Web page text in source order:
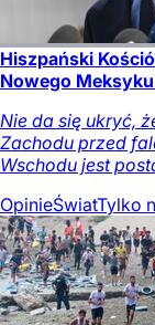
Hiszpański
Nowego
Nie da się ukryć,
Zachodu przed
Wschodu jest
OpinieŚwiatTylko